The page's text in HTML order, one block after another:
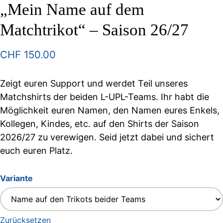
„Mein Name auf dem
Matchtrikot“ – Saison 26/27
CHF 150.00
Zeigt euren Support und werdet Teil unseres
Matchshirts der beiden L-UPL-Teams. Ihr habt die
Möglichkeit euren Namen, den Namen eures Enkels,
Kollegen, Kindes, etc. auf den Shirts der Saison
2026/27 zu verewigen. Seid jetzt dabei und sichert
euch euren Platz.
Variante
Zurücksetzen